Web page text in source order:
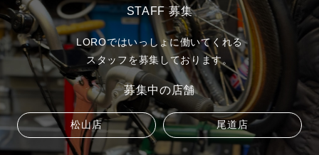
STAFF 募集
LOROではいっしょに働いてくれる
スタッフを募集しております。
募集中の店舗
松山店 尾道店